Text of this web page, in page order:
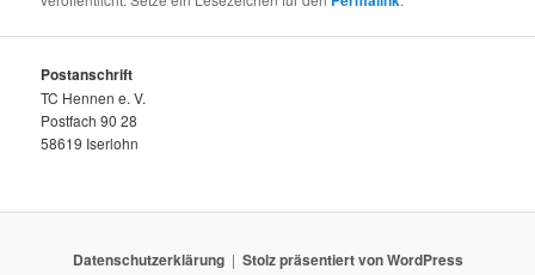
Postanschrift
TC Hennen e. V.
Postfach 90 28
58619 Iserlohn
Datenschutzerklärung Stolz präsentiert von WordPress